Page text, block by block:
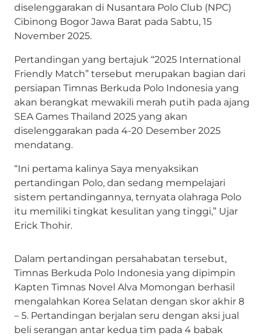
diselenggarakan di Nusantara Polo Club (NPC)
Cibinong Bogor Jawa Barat pada Sabtu, 15
November 2025.
Pertandingan yang bertajuk “2025 International
Friendly Match” tersebut merupakan bagian dari
persiapan Timnas Berkuda Polo Indonesia yang
akan berangkat mewakili merah putih pada ajang
SEA Games Thailand 2025 yang akan
diselenggarakan pada 4-20 Desember 2025
mendatang.
“Ini pertama kalinya Saya menyaksikan
pertandingan Polo, dan sedang mempelajari
sistem pertandingannya, ternyata olahraga Polo
itu memiliki tingkat kesulitan yang tinggi,” Ujar
Erick Thohir.
Dalam pertandingan persahabatan tersebut,
Timnas Berkuda Polo Indonesia yang dipimpin
Kapten Timnas Novel Alva Momongan berhasil
mengalahkan Korea Selatan dengan skor akhir 8
– 5. Pertandingan berjalan seru dengan aksi jual
beli serangan antar kedua tim pada 4 babak